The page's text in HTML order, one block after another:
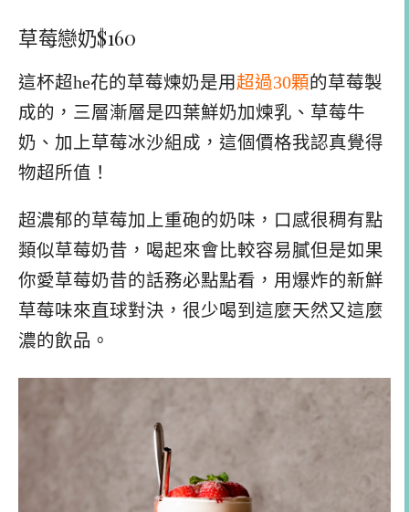
草莓戀奶$160
這杯超he花的草莓煉奶是用 超過30顆的草莓製
成的，三層漸層是四葉鮮奶加煉乳、草莓牛
奶、加上草莓冰沙組成，這個價格我認真覺得
物超所值！
超濃郁的草莓加上重砲的奶味，口感很稠有點
類似草莓奶昔，喝起來會比較容易膩但是如果
你愛草莓奶昔的話務必點點看，用爆炸的新鮮
草莓味來直球對決，很少喝到這麼天然又這麼
濃的飲品。